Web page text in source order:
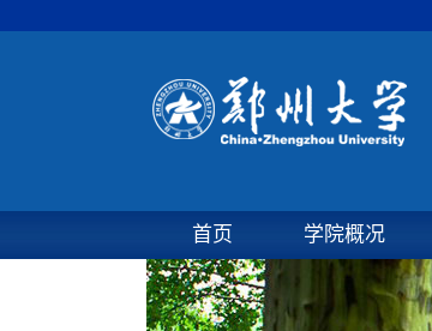
首页 学院概况